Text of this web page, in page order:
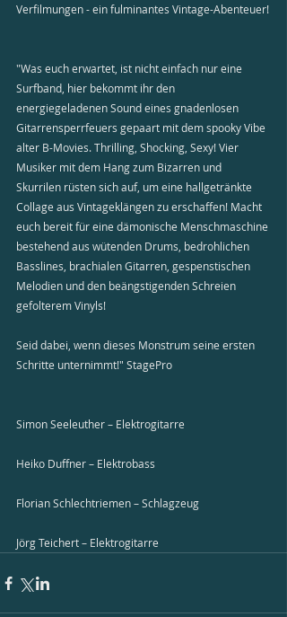
Verfilmungen - ein fulminantes Vintage-Abenteuer!
"Was euch erwartet, ist nicht einfach nur eine
Surfband, hier bekommt ihr den
energiegeladenen Sound eines gnadenlosen
Gitarrensperrfeuers gepaart mit dem spooky Vibe
alter B-Movies. Thrilling, Shocking, Sexy! Vier
Musiker mit dem Hang zum Bizarren und
Skurrilen rüsten sich auf, um eine hallgetränkte
Collage aus Vintageklängen zu erschaffen! Macht
euch bereit für eine dämonische Menschmaschine
bestehend aus wütenden Drums, bedrohlichen
Basslines, brachialen Gitarren, gespenstischen
Melodien und den beängstigenden Schreien
gefolterem Vinyls!
Seid dabei, wenn dieses Monstrum seine ersten
Schritte unternimmt!" StagePro
Simon Seeleuther – Elektrogitarre
Heiko Duffner – Elektrobass
Florian Schlechtriemen – Schlagzeug
Jörg Teichert – Elektrogitarre